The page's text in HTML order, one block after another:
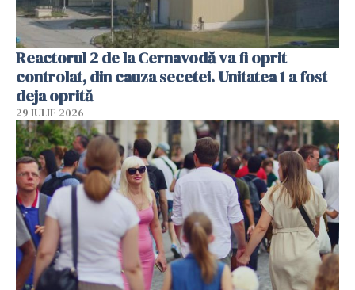
Reactorul 2 de la Cernavodă va fi oprit
controlat, din cauza secetei. Unitatea 1 a fost
deja oprită
29 IULIE 2026